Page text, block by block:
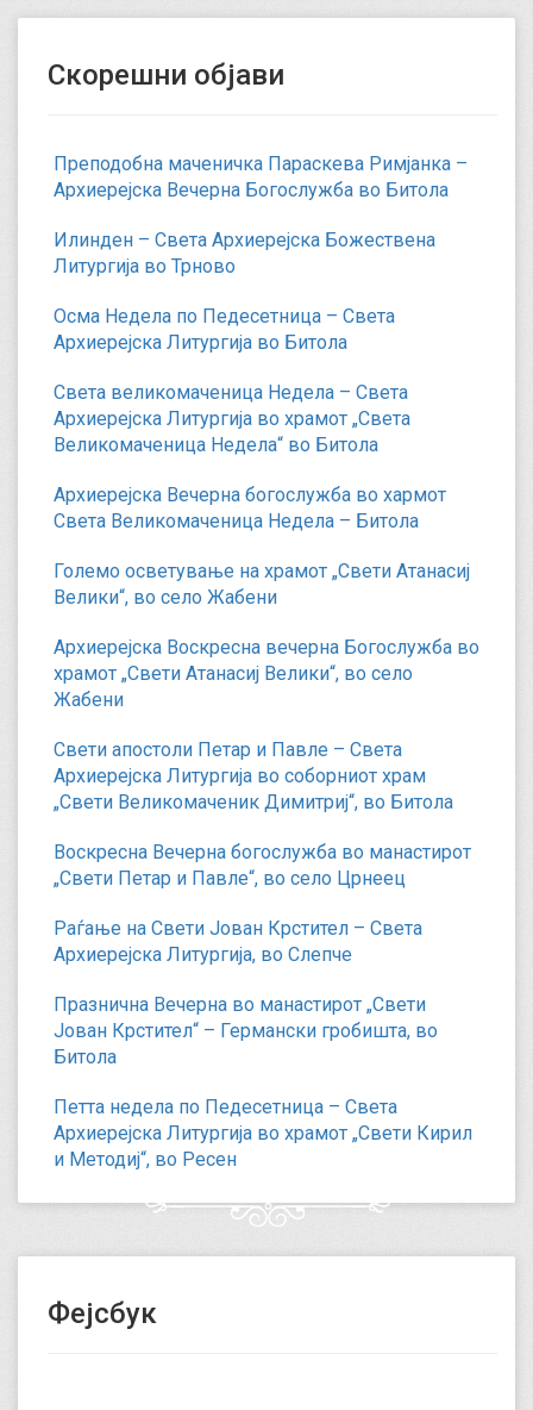
Скорешни објави
Преподобна маченичка Параскева Римјанка –
Архиерејска Вечерна Богослужба во Битола
Илинден – Света Архиерејска Божествена
Литургија во Трново
Осма Недела по Педесетница – Света
Архиерејска Литургија во Битола
Света великомаченица Недела – Света
Архиерејска Литургија во храмот „Света
Великомаченица Недела“ во Битола
Архиерејска Вечерна богослужба во хармот
Света Великомаченица Недела – Битола
Големо осветување на храмот „Свети Атанасиј
Велики“, во село Жабени
Архиерејска Воскресна вечерна Богослужба во
храмот „Свети Атанасиј Велики“, во село
Жабени
Свети апостоли Петар и Павле – Света
Архиерејска Литургија во соборниот храм
„Свети Великомаченик Димитриј“, во Битола
Воскресна Вечерна богослужба во манастирот
„Свети Петар и Павле“, во село Црнеец
Раѓање на Свети Јован Крстител – Света
Архиерејска Литургија, во Слепче
Празнична Вечерна во манастирот „Свети
Јован Крстител“ – Германски гробишта, во
Битола
Петта недела по Педесетница – Света
Архиерејска Литургија во храмот „Свети Кирил
и Методиј“, во Ресен
Фејсбук